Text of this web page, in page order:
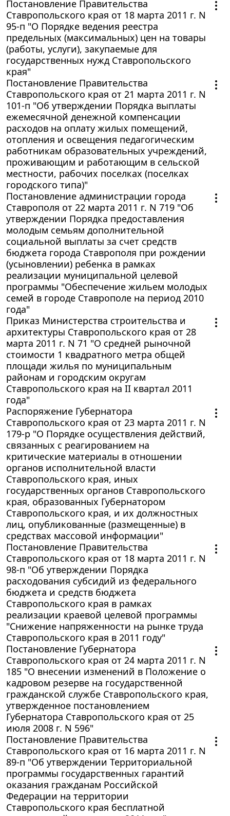
Постановление Правительства
Ставропольского края от 18 марта 2011 г. N
95-п "О Порядке ведения реестра
предельных (максимальных) цен на товары
(работы, услуги), закупаемые для
государственных нужд Ставропольского
края"
Постановление Правительства
Ставропольского края от 21 марта 2011 г. N
101-п "Об утверждении Порядка выплаты
ежемесячной денежной компенсации
расходов на оплату жилых помещений,
отопления и освещения педагогическим
работникам образовательных учреждений,
проживающим и работающим в сельской
местности, рабочих поселках (поселках
городского типа)"
Постановление администрации города
Ставрополя от 22 марта 2011 г. N 719 "Об
утверждении Порядка предоставления
молодым семьям дополнительной
социальной выплаты за счет средств
бюджета города Ставрополя при рождении
(усыновлении) ребенка в рамках
реализации муниципальной целевой
программы "Обеспечение жильем молодых
семей в городе Ставрополе на период 2010
года"
Приказ Министерства строительства и
архитектуры Ставропольского края от 28
марта 2011 г. N 71 "О средней рыночной
стоимости 1 квадратного метра общей
площади жилья по муниципальным
районам и городским округам
Ставропольского края на II квартал 2011
года"
Распоряжение Губернатора
Ставропольского края от 23 марта 2011 г. N
179-р "О Порядке осуществления действий,
связанных с реагированием на
критические материалы в отношении
органов исполнительной власти
Ставропольского края, иных
государственных органов Ставропольского
края, образованных Губернатором
Ставропольского края, и их должностных
лиц, опубликованные (размещенные) в
средствах массовой информации"
Постановление Правительства
Ставропольского края от 18 марта 2011 г. N
98-п "Об утверждении Порядка
расходования субсидий из федерального
бюджета и средств бюджета
Ставропольского края в рамках
реализации краевой целевой программы
"Снижение напряженности на рынке труда
Ставропольского края в 2011 году"
Постановление Губернатора
Ставропольского края от 24 марта 2011 г. N
185 "О внесении изменений в Положение о
кадровом резерве на государственной
гражданской службе Ставропольского края,
утвержденное постановлением
Губернатора Ставропольского края от 25
июля 2008 г. N 596"
Постановление Правительства
Ставропольского края от 16 марта 2011 г. N
89-п "Об утверждении Территориальной
программы государственных гарантий
оказания гражданам Российской
Федерации на территории
Ставропольского края бесплатной